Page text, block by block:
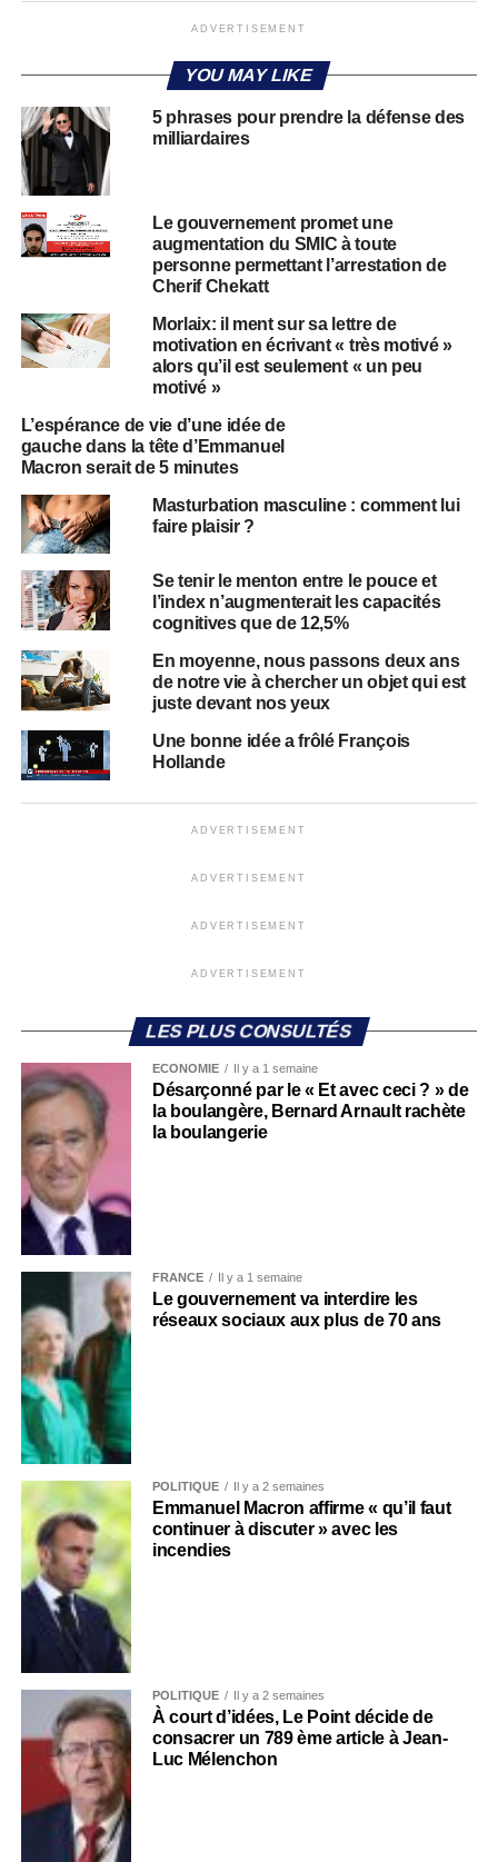
ADVERTISEMENT
YOU MAY LIKE
5 phrases pour prendre la défense des
milliardaires
Le gouvernement promet une
augmentation du SMIC à toute
personne permettant l’arrestation de
Cherif Chekatt
Morlaix: il ment sur sa lettre de
motivation en écrivant « très motivé »
alors qu’il est seulement « un peu
motivé »
L’espérance de vie d’une idée de
gauche dans la tête d’Emmanuel
Macron serait de 5 minutes
Masturbation masculine : comment lui
faire plaisir ?
Se tenir le menton entre le pouce et
l’index n’augmenterait les capacités
cognitives que de 12,5%
En moyenne, nous passons deux ans
de notre vie à chercher un objet qui est
juste devant nos yeux
Une bonne idée a frôlé François
Hollande
ADVERTISEMENT
ADVERTISEMENT
ADVERTISEMENT
ADVERTISEMENT
LES PLUS CONSULTÉS
ECONOMIE Il y a 1 semaine
Désarçonné par le « Et avec ceci ? » de
la boulangère, Bernard Arnault rachète
la boulangerie
FRANCE Il y a 1 semaine
Le gouvernement va interdire les
réseaux sociaux aux plus de 70 ans
POLITIQUE Il y a 2 semaines
Emmanuel Macron affirme « qu’il faut
continuer à discuter » avec les
incendies
POLITIQUE Il y a 2 semaines
À court d’idées, Le Point décide de
consacrer un 789 ème article à Jean-
Luc Mélenchon